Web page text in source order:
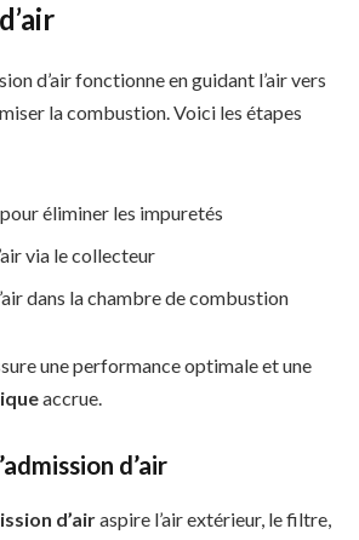
d’air fonctionne en guidant l’air vers
la combustion. Voici les étapes
éliminer les impuretés
via le collecteur
dans la chambre de combustion
une performance optimale et une
accrue.
d’air
d’airaspire l’air extérieur, le filtre,